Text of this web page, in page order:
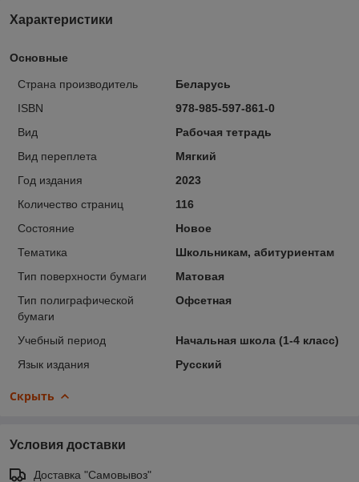
Характеристики
Основные
Страна производитель
Беларусь
ISBN
978-985-597-861-0
Вид
Рабочая тетрадь
Вид переплета
Мягкий
Год издания
2023
Количество страниц
116
Состояние
Новое
Тематика
Школьникам, абитуриентам
Тип поверхности бумаги
Матовая
Тип полиграфической
бумаги
Офсетная
Учебный период
Начальная школа (1-4 класс)
Язык издания
Русский
Скрыть
Условия доставки
Доставка "Самовывоз"